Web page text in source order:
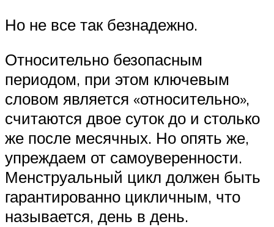
Но не все так безнадежно.
Относительно безопасным
периодом, при этом ключевым
словом является «относительно»,
считаются двое суток до и столько
же после месячных. Но опять же,
упреждаем от самоуверенности.
Менструальный цикл должен быть
гарантированно цикличным, что
называется, день в день.